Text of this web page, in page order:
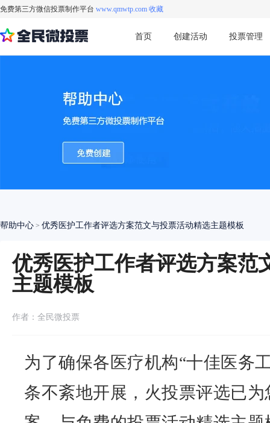
免费第三方微信投票制作平台 www.qmwtp.com 收藏
首页 创建活动 投票管理
帮助中心 > 优秀医护工作者评选方案范文与投票活动精选主题模板
优秀医护工作者评选方案范
主题模板
作者：全民微投票
为了确保各医疗机构“十佳医务
条不紊地开展，火投票评选已